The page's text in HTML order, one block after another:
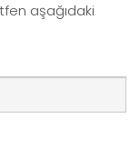
aşağıdaki